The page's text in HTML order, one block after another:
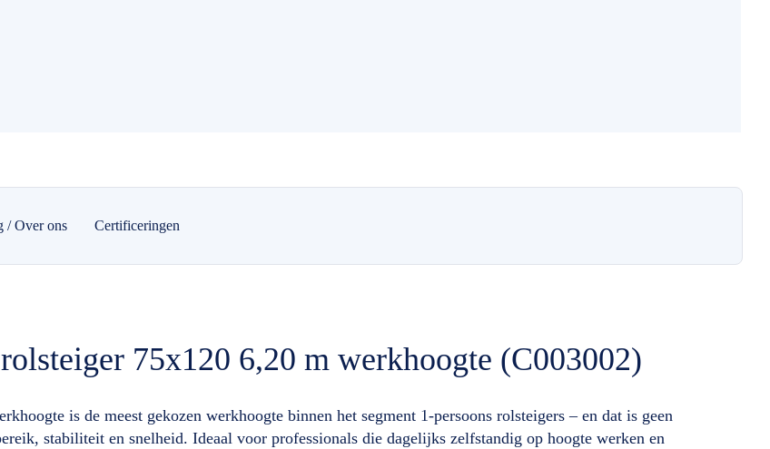
/ Over ons Certificeringen
75x120 6,20 m werkhoogte (C003002)
is de meest gekozen werkhoogte binnen het segment 1-persoons rolsteigers – en dat is geen
stabiliteit en snelheid. Ideaal voor professionals die dagelijks zelfstandig op hoogte werken en